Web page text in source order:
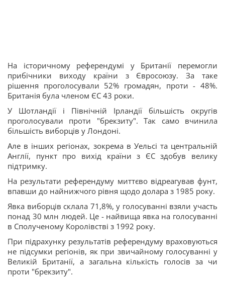
На історичному референдумі у Британії перемогли
прибічники виходу країни з Євросоюзу. За таке
рішення проголосували 52% громадян, проти - 48%.
Британія була членом ЄС 43 роки.
У Шотландії і Північній Ірландії більшість округів
проголосували проти "брекзиту". Так само вчинила
більшість виборців у Лондоні.
Але в інших регіонах, зокрема в Уельсі та центральній
Англії, пункт про вихід країни з ЄС здобув велику
підтримку.
На результати референдуму миттєво відреагував фунт,
впавши до найнижчого рівня щодо долара з 1985 року.
Явка виборців склала 71,8%, у голосуванні взяли участь
понад 30 млн людей. Це - найвища явка на голосуванні
в Сполученому Королівстві з 1992 року.
При підрахунку результатів референдуму враховуються
не підсумки регіонів, як при звичайному голосуванні у
Великій Британії, а загальна кількість голосів за чи
проти "брекзиту".